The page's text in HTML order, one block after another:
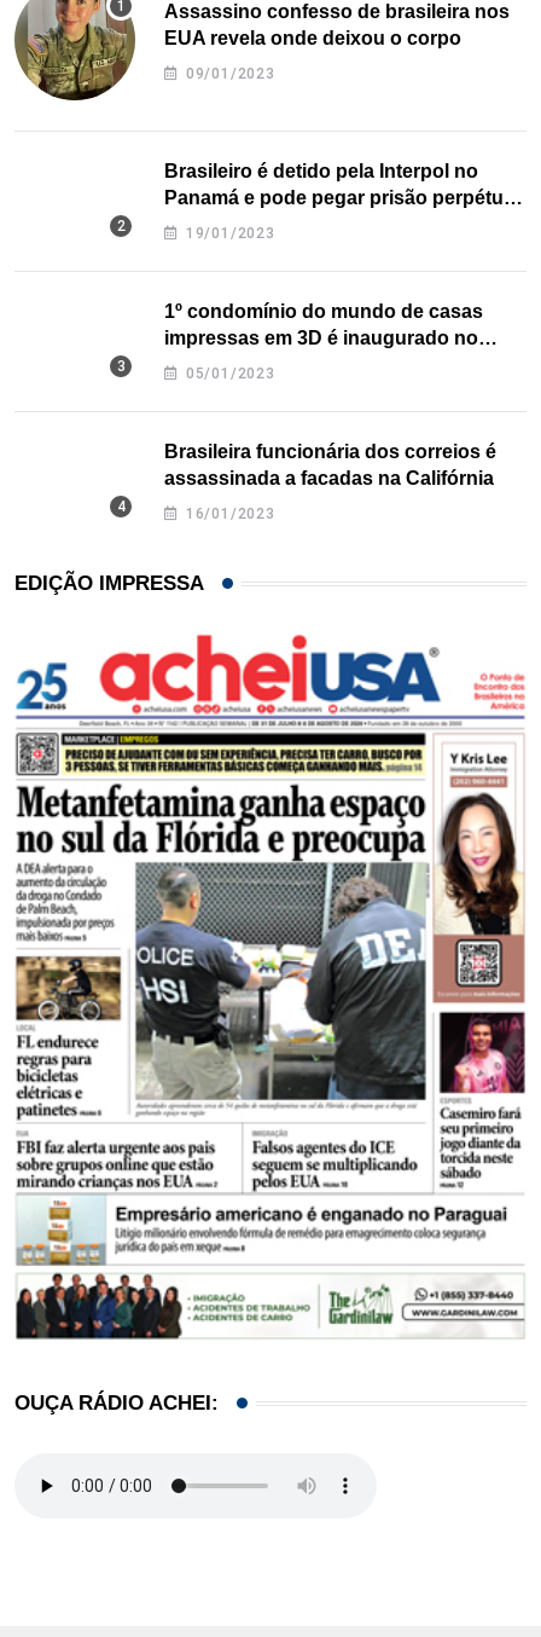
Assassino confesso de brasileira nos
EUA revela onde deixou o corpo
09/01/2023
Brasileiro é detido pela Interpol no
Panamá e pode pegar prisão perpétua
nos EUA
19/01/2023
1º condomínio do mundo de casas
impressas em 3D é inaugurado no
Texas
05/01/2023
Brasileira funcionária dos correios é
assassinada a facadas na Califórnia
16/01/2023
EDIÇÃO IMPRESSA
OUÇA RÁDIO ACHEI: